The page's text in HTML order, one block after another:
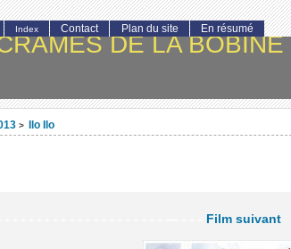
DE LA BOBINE
> Ilo Ilo
Film suivant
Index Contact Plan du site En résumé